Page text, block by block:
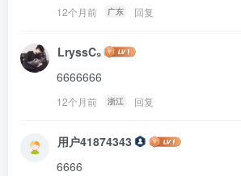
12个月前 广东 回复
LryssC₉
6666666
12个月前 浙江 回复
用户41874343
6666